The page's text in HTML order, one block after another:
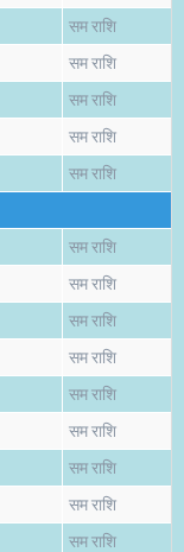
सम राशि
सम राशि
सम राशि
सम राशि
सम राशि
सम राशि
सम राशि
सम राशि
सम राशि
सम राशि
सम राशि
सम राशि
सम राशि
सम राशि